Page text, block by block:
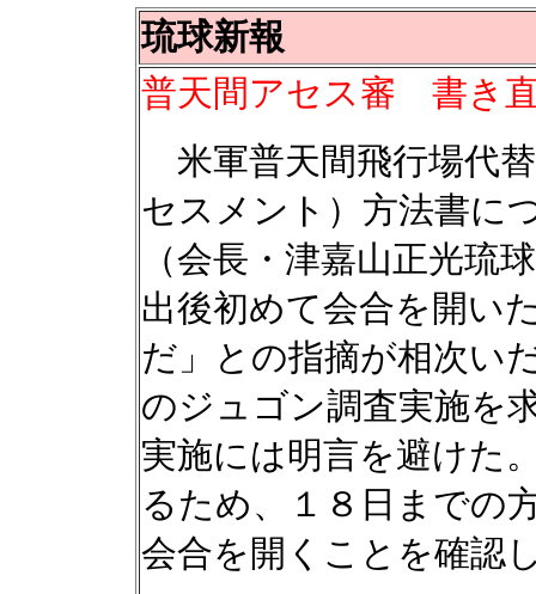
琉球新報
普天間アセス審 書き
米軍普天間飛行場代
セスメント）方法書に
（会長・津嘉山正光琉
出後初めて会合を開い
だ」との指摘が相次い
のジュゴン調査実施を
実施には明言を避けた
るため、１８日までの
会合を開くことを確認